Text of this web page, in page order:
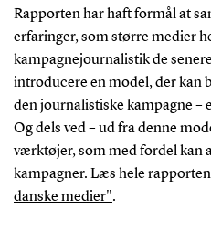
Rapporten har haft formål at
erfaringer, som større medier
kampagnejournalistik de
introducere en model, der kan
den journalistiske kampagne –
Og dels ved – ud fra denne
værktøjer, som med fordel kan
kampagner. Læs hele rapporten
danske medier".